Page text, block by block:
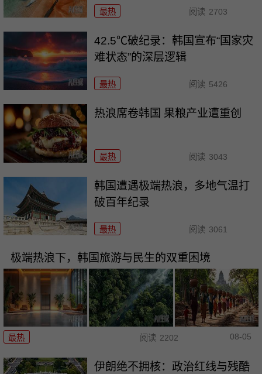
最热 阅读 2703
42.5℃破纪录：韩国宣布“国家灾
难状态”的深层逻辑
最热 阅读 5426
热浪席卷韩国 果粮产业遭重创
最热 阅读 3043
韩国遭遇极端热浪，多地气温打
破百年纪录
最热 阅读 3061
极端热浪下，韩国旅游与民生的双重困境
最热 阅读 2202 08-05
伊朗绝不拥核：政治红线与残酷